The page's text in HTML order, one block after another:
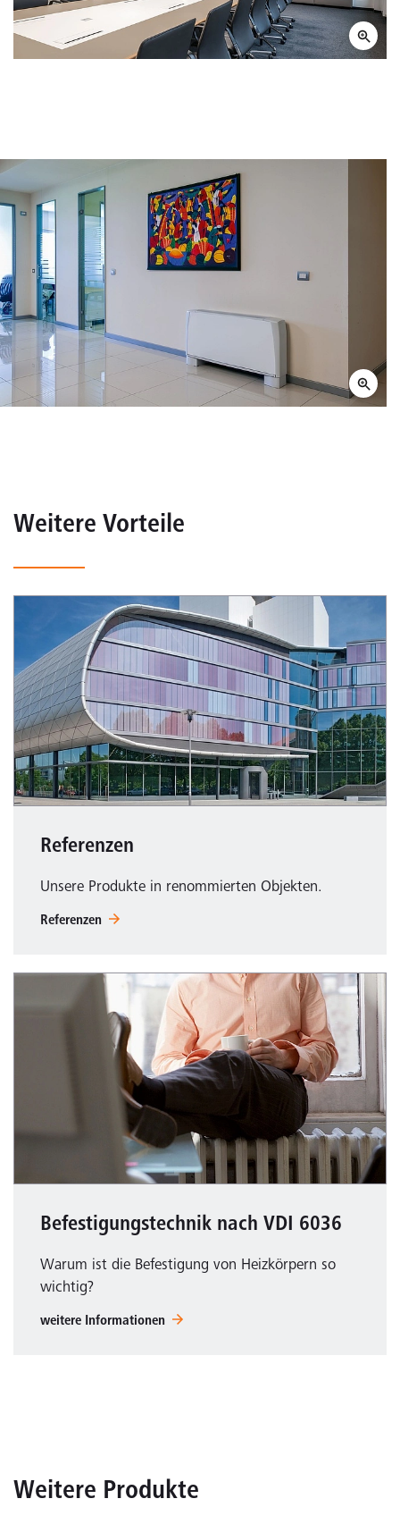
Weitere Vorteile
Referenzen
Unsere Produkte in renommierten Objekten.
Referenzen
Befestigungstechnik nach VDI 6036
Warum ist die Befestigung von Heizkörpern so
wichtig?
weitere Informationen
Weitere Produkte